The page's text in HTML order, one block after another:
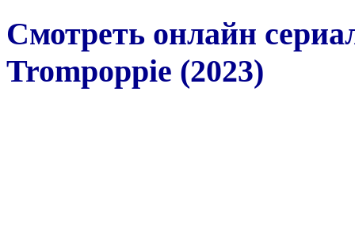
Смотреть онлайн
Trompoppie (2023)